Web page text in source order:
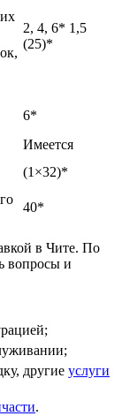
2, 4, 6* 1,5
(25)*
6*
Имеется
(1×32)*
40*
в Чите. По
вопросы и
другие услуги
.